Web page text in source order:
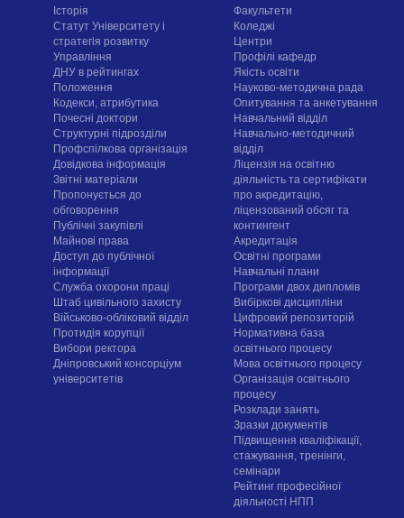
Історія
Статут Університету і
стратегія розвитку
Управління
ДНУ в рейтингах
Положення
Кодекси, атрибутика
Почесні доктори
Структурні підрозділи
Профспілкова організація
Довідкова інформація
Звітні матеріали
Пропонується до
обговорення
Публічні закупівлі
Майнові права
Доступ до публічної
інформації
Служба охорони праці
Штаб цивільного захисту
Військово-обліковий відділ
Протидія корупції
Вибори ректора
Дніпровський консорціум
університетів
Факультети
Коледжі
Центри
Профілі кафедр
Якість освіти
Науково-методична рада
Опитування та анкетування
Навчальний відділ
Навчально-методичний
відділ
Ліцензія на освітню
діяльність та сертифікати
про акредитацію,
ліцензований обсяг та
контингент
Акредитація
Освітні програми
Навчальні плани
Програми двох дипломів
Вибіркові дисципліни
Цифровий репозиторій
Нормативна база
освітнього процесу
Мова освітнього процесу
Організація освітнього
процесу
Розклади занять
Зразки документів
Підвищення кваліфікації,
стажування, тренінги,
семінари
Рейтинг професійної
діяльності НПП